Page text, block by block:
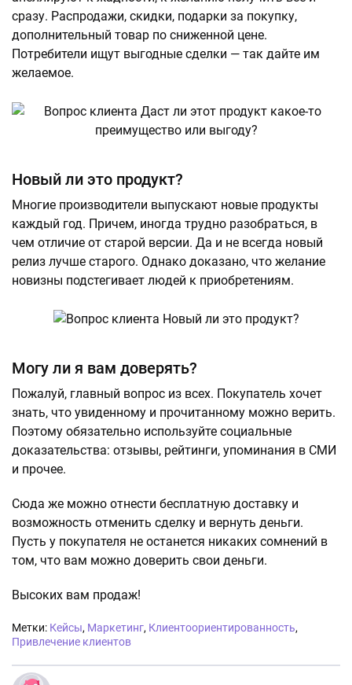
сразу. Распродажи, скидки, подарки за покупку,
дополнительный товар по сниженной цене.
Потребители ищут выгодные сделки — так дайте им
желаемое.
Новый ли это продукт?
Многие производители выпускают новые продукты
каждый год. Причем, иногда трудно разобраться, в
чем отличие от старой версии. Да и не всегда новый
релиз лучше старого. Однако доказано, что желание
новизны подстегивает людей к приобретениям.
Могу ли я вам доверять?
Пожалуй, главный вопрос из всех. Покупатель хочет
знать, что увиденному и прочитанному можно верить.
Поэтому обязательно используйте социальные
доказательства: отзывы, рейтинги, упоминания в СМИ
и прочее.
Сюда же можно отнести бесплатную доставку и
возможность отменить сделку и вернуть деньги.
Пусть у покупателя не останется никаких сомнений в
том, что вам можно доверить свои деньги.
Высоких вам продаж!
Метки: Кейсы, Маркетинг, Клиентоориентированность,
Привлечение клиентов